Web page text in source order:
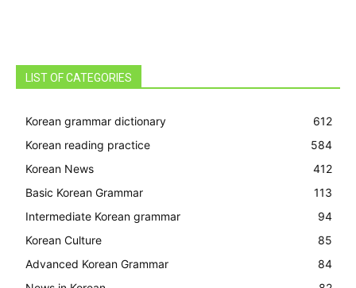
LIST OF CATEGORIES
Korean grammar dictionary
612
Korean reading practice
584
Korean News
412
Basic Korean Grammar
113
Intermediate Korean grammar
94
Korean Culture
85
Advanced Korean Grammar
84